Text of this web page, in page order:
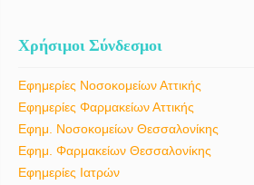
Χρήσιμοι Σύνδεσμοι
Εφημερίες Νοσοκομείων Αττικής
Εφημερίες Φαρμακείων Αττικής
Εφημ. Νοσοκομείων Θεσσαλονίκης
Εφημ. Φαρμακείων Θεσσαλονίκης
Εφημερίες Ιατρών